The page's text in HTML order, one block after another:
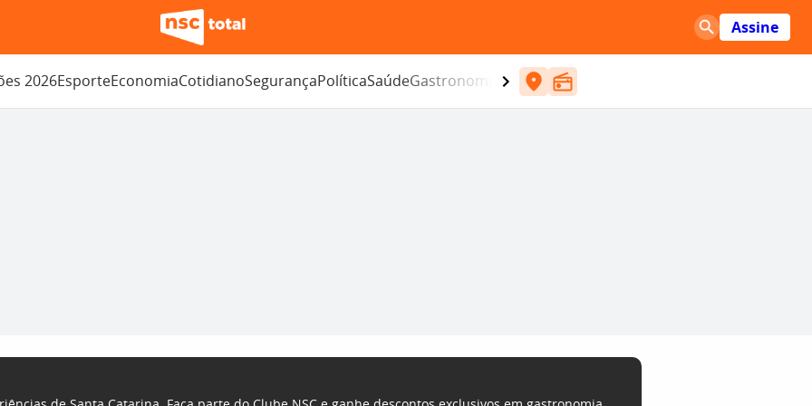
Assine
2026EsporteEconomiaCotidianoSegurançaPolíticaSaúdeGastronomia Entretenimento